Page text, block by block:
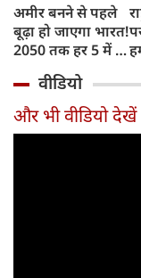
अमीर बनने से पहले
बूढ़ा हो जाएगा भारत!
2050 तक हर 5 में 1
साल से ज्यादा उम्र का
वीडियो
और भी वीडियो देखें